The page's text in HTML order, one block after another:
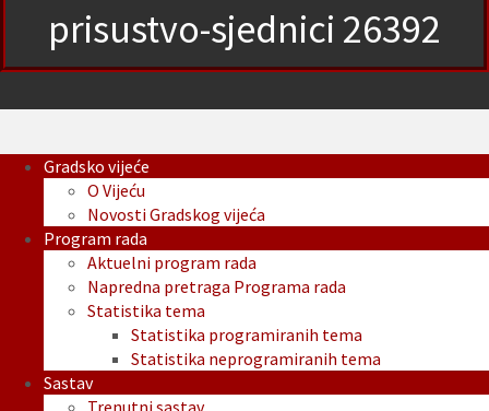
prisustvo-sjednici 26392
Gradsko vijeće
O Vijeću
Novosti Gradskog vijeća
Program rada
Aktuelni program rada
Napredna pretraga Programa rada
Statistika tema
Statistika programiranih tema
Statistika neprogramiranih tema
Sastav